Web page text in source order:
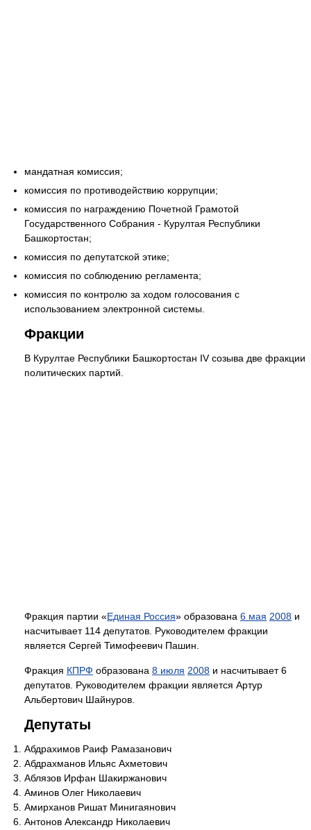
мандатная комиссия;
комиссия по противодействию коррупции;
комиссия по награждению Почетной Грамотой
Государственного Собрания - Курултая Республики
Башкортостан;
комиссия по депутатской этике;
комиссия по соблюдению регламента;
комиссия по контролю за ходом голосования с
использованием электронной системы.
Фракции
В Курултае Республики Башкортостан IV созыва две фракции
политических партий.
Фракция партии «Единая Россия» образована 6 мая 2008 и
насчитывает 114 депутатов. Руководителем фракции
является Сергей Тимофеевич Пашин.
Фракция КПРФ образована 8 июля 2008 и насчитывает 6
депутатов. Руководителем фракции является Артур
Альбертович Шайнуров.
Депутаты
Абдрахимов Раиф Рамазанович
Абдрахманов Ильяс Ахметович
Аблязов Ирфан Шакиржанович
Аминов Олег Николаевич
Амирханов Ришат Минигаянович
Антонов Александр Николаевич